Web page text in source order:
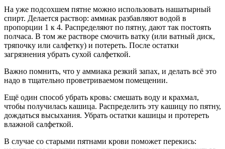
На уже подсохшем пятне можно использовать нашатырный
спирт. Делается раствор: аммиак разбавляют водой в
пропорции 1 к 4. Распределяют по пятну, дают так постоять
полчаса. В том же растворе смочить ватку (или ватный диск,
тряпочку или салфетку) и потереть. После остатки
загрязнения убрать сухой салфеткой.
Важно помнить, что у аммиака резкий запах, и делать всё это
надо в тщательно проветриваемом помещении.
Ещё один способ убрать кровь: смешать воду и крахмал,
чтобы получилась кашица. Распределить эту кашицу по пятну,
дождаться высыхания. Убрать остатки кашицы и протереть
влажной салфеткой.
В случае со старыми пятнами крови поможет перекись: